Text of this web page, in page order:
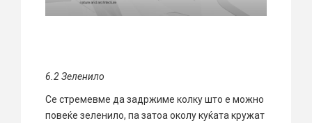
6.2 Зеленило
Се стремевме да задржиме колку што е можно
повеќе зеленило, па затоа околу куќата кружат